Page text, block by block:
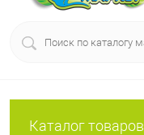
Каталог товаров